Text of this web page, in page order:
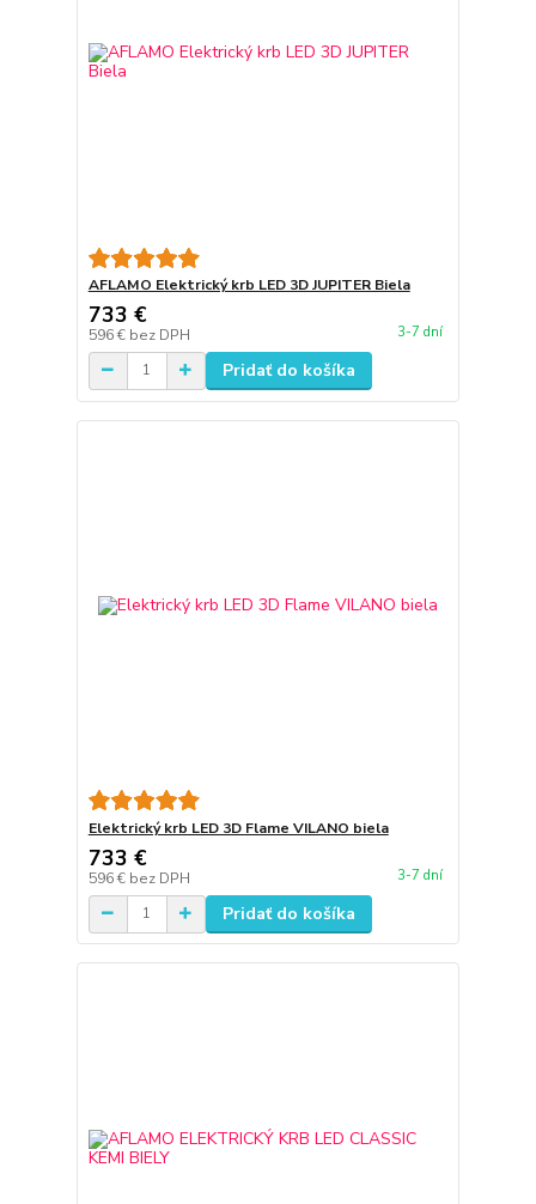
AFLAMO Elektrický krb LED 3D JUPITER Biela
733 €
596 € bez DPH 3-7 dní
Pridať do košíka
Elektrický krb LED 3D Flame VILANO biela
733 €
596 € bez DPH 3-7 dní
Pridať do košíka